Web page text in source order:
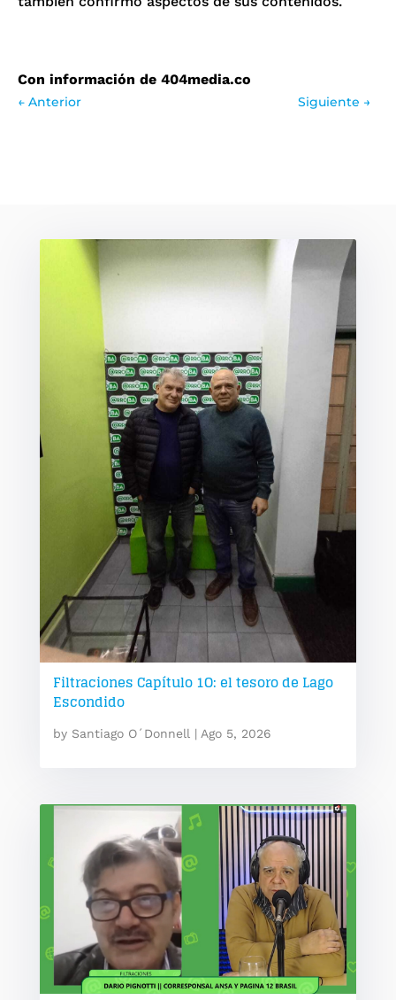
Con información de 404media.co
← Anterior Siguiente →
Filtraciones Capítulo 1O: el tesoro de Lago
Escondido
by Santiago O´Donnell| Ago 5, 2026